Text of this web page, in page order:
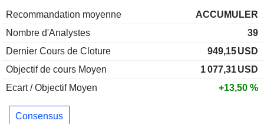
Recommandation moyenne
ACCUMULER
Nombre d'Analystes
39
Dernier Cours de Cloture
949,15USD
Objectif de cours Moyen
1 077,31USD
Ecart / Objectif Moyen
+13,50 %
Consensus